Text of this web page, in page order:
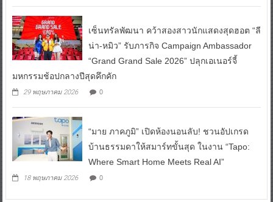
เซ็นทรัลพัฒนา คว้าสองสาวนักแสดงสุดฮอต “ลี
น่า-หมิว” รับภารกิจ Campaign Ambassador
“Grand Grand Sale 2026” ปลุกเอเนอร์จี้
มหกรรมช้อปกลางปีสุดคึกคัก
29 พฤษภาคม 2026 0
“มาย ภาคภูมิ” เปิดห้องนอนลับ! ชวนอัปเกรด
บ้านธรรมดาให้สมาร์ทขั้นสุด ในงาน “Tapo:
Where Smart Home Meets Real AI”
18 พฤษภาคม 2026 0